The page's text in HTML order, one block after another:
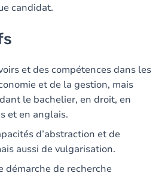
candidat.
et des compétences dans les
et de la gestion, mais
le bachelier, en droit, en
et en anglais.
d’abstraction et de
aussi de vulgarisation.
démarche de recherche